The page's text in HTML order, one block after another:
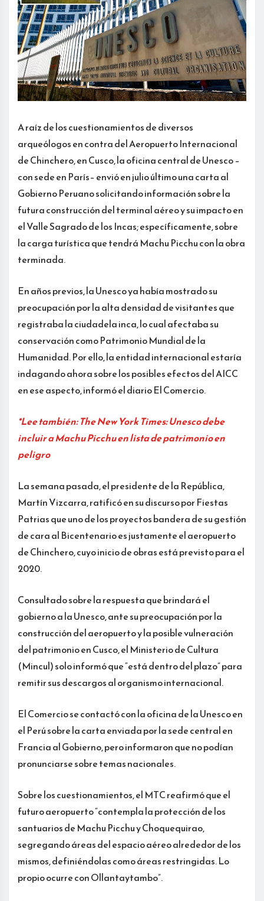
A raíz de los cuestionamientos de diversos
arqueólogos en contra del Aeropuerto Internacional
de Chinchero, en Cusco, la oficina central de Unesco –
con sede en París– envió en julio último una carta al
Gobierno Peruano solicitando información sobre la
futura construcción del terminal aéreo y su impacto en
el Valle Sagrado de los Incas; específicamente, sobre
la carga turística que tendrá Machu Picchu con la obra
terminada.
En años previos, la Unesco ya había mostrado su
preocupación por la alta densidad de visitantes que
registraba la ciudadela inca, lo cual afectaba su
conservación como Patrimonio Mundial de la
Humanidad. Por ello, la entidad internacional estaría
indagando ahora sobre los posibles efectos del AICC
en ese aspecto, informó el diario El Comercio.
*Lee también:The New York Times: Unesco debe
incluir a Machu Picchu en lista de patrimonio en
peligro
La semana pasada, el presidente de la República,
Martín Vizcarra, ratificó en su discurso por Fiestas
Patrias que uno de los proyectos bandera de su gestión
de cara al Bicentenario es justamente el aeropuerto
de Chinchero, cuyo inicio de obras está previsto para el
2020.
Consultado sobre la respuesta que brindará el
gobierno a la Unesco, ante su preocupación por la
construcción del aeropuerto y la posible vulneración
del patrimonio en Cusco, el Ministerio de Cultura
(Mincul) solo informó que “está dentro del plazo” para
remitir sus descargos al organismo internacional.
El Comercio se contactó con la oficina de la Unesco en
el Perú sobre la carta enviada por la sede central en
Francia al Gobierno, pero informaron que no podían
pronunciarse sobre temas nacionales.
Sobre los cuestionamientos, el MTC reafirmó que el
futuro aeropuerto “contempla la protección de los
santuarios de Machu Picchu y Choquequirao,
segregando áreas del espacio aéreo alrededor de los
mismos, definiéndolas como áreas restringidas. Lo
propio ocurre con Ollantaytambo”.